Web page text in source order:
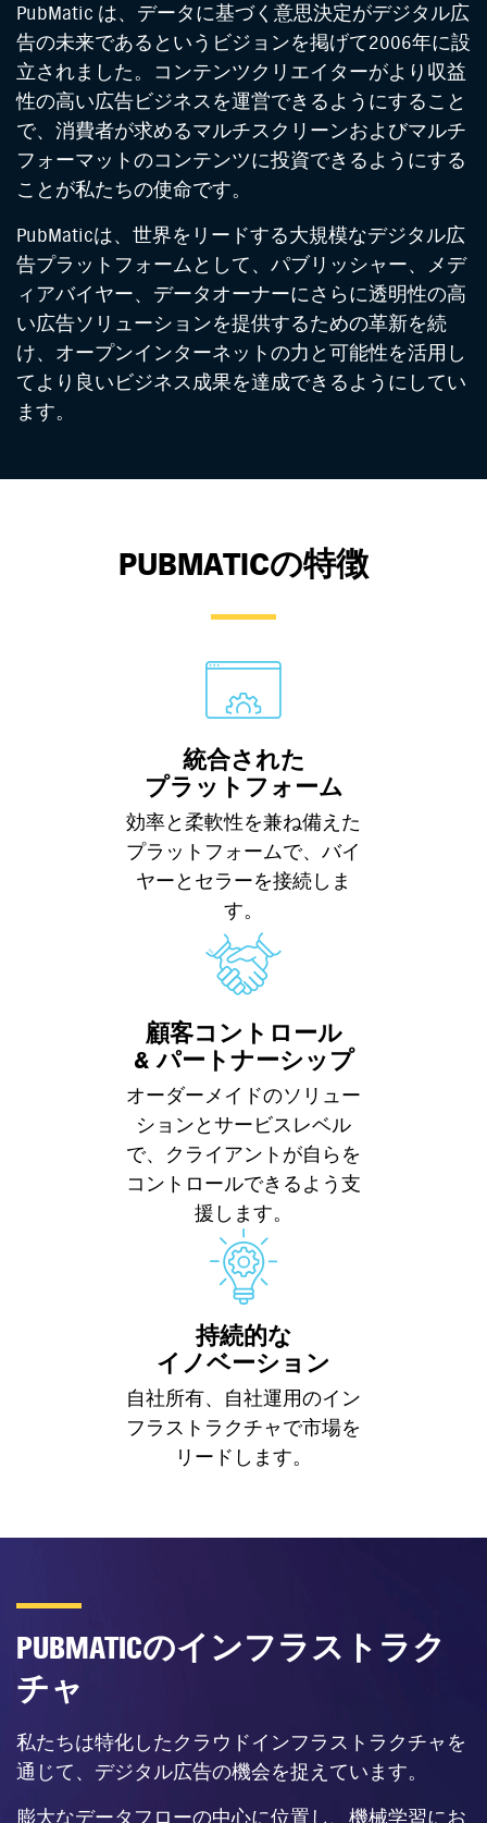
PubMatic は、データに基づく意思決定がデジタル広
告の未来であるというビジョンを掲げて2006年に設
立されました。コンテンツクリエイターがより収益
性の高い広告ビジネスを運営できるようにすること
で、消費者が求めるマルチスクリーンおよびマルチ
フォーマットのコンテンツに投資できるようにする
ことが私たちの使命です。
PubMaticは、世界をリードする大規模なデジタル広
告プラットフォームとして、パブリッシャー、メデ
ィアバイヤー、データオーナーにさらに透明性の高
い広告ソリューションを提供するための革新を続
け、オープンインターネットの力と可能性を活用し
てより良いビジネス成果を達成できるようにしてい
ます。
PUBMATICの特徴
統合された
プラットフォーム
効率と柔軟性を兼ね備えた
プラットフォームで、バイ
ヤーとセラーを接続しま
す。
顧客コントロール
&パートナーシップ
オーダーメイドのソリュー
ションとサービスレベル
で、クライアントが自らを
コントロールできるよう支
援します。
持続的な
イノベーション
自社所有、自社運用のイン
フラストラクチャで市場を
リードします。
PUBMATICのインフラストラク
チャ
私たちは特化したクラウドインフラストラクチャを
通じて、デジタル広告の機会を捉えています。
膨大なデータフローの中心に位置し、機械学習にお